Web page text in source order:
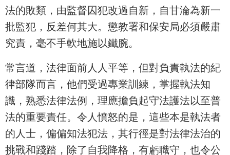
法的敗類，由監督囚犯改過自新，自甘淪為新一
批監犯，反差何其大。懲教署和保安局必須嚴肅
究責，毫不手軟地施以鐵腕。
常言道，法律面前人人平等，但對負責執法的紀
律部隊而言，他們受過專業訓練，掌握執法知
識，熟悉法律法例，理應擔負起守法護法以至普
法的重要責任。令人憤怒的是，這些本是執法者
的人士，偏偏知法犯法，其行徑是對法律法治的
挑戰和踐踏，除了自我降格，有虧職守，也令公